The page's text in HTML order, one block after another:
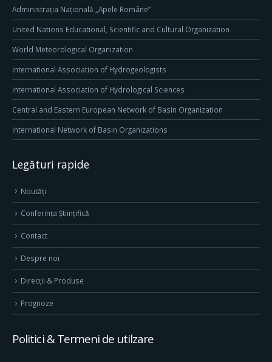
Administrația Națională „Apele Române”
United Nations Educational, Scientific and Cultural Organization
World Meteorological Organization
International Association of Hydrogeologists
International Association of Hydrological Sciences
Central and Eastern European Network of Basin Organization
International Network of Basin Organizations
Legături rapide
Noutăți
Conferința Științifică
Contact
Despre noi
Direcţii & Produse
Prognoze
Politici & Termeni de utilzare